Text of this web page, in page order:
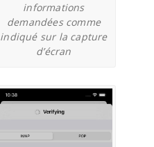
informations
demandées comme
indiqué sur la capture
d’écran